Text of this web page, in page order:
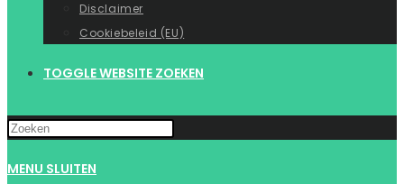
Disclaimer
Cookiebeleid (EU)
TOGGLE WEBSITE ZOEKEN
MENU SLUITEN